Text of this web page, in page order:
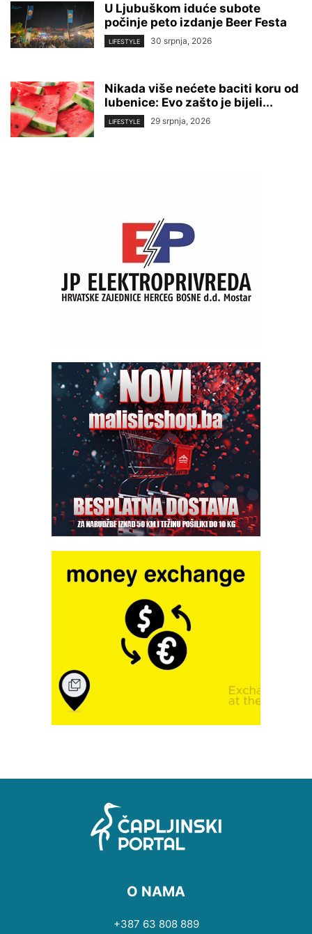
U Ljubuškom iduće subote
počinje peto izdanje Beer Festa
LIFESTYLE 30 srpnja, 2026
Nikada više nećete baciti koru od
lubenice: Evo zašto je bijeli...
LIFESTYLE 29 srpnja, 2026
O NAMA
+387 63 808 889